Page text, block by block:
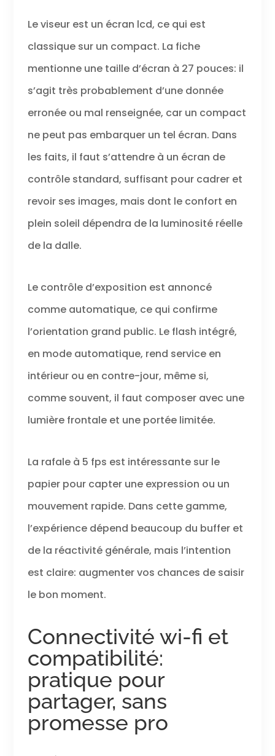
Le viseur est un écran lcd, ce qui est
classique sur un compact. La fiche
mentionne une taille d’écran à 27 pouces: il
s’agit très probablement d’une donnée
erronée ou mal renseignée, car un compact
ne peut pas embarquer un tel écran. Dans
les faits, il faut s’attendre à un écran de
contrôle standard, suffisant pour cadrer et
revoir ses images, mais dont le confort en
plein soleil dépendra de la luminosité réelle
de la dalle.
Le contrôle d’exposition est annoncé
comme automatique, ce qui confirme
l’orientation grand public. Le flash intégré,
en mode automatique, rend service en
intérieur ou en contre-jour, même si,
comme souvent, il faut composer avec une
lumière frontale et une portée limitée.
La rafale à 5 fps est intéressante sur le
papier pour capter une expression ou un
mouvement rapide. Dans cette gamme,
l’expérience dépend beaucoup du buffer et
de la réactivité générale, mais l’intention
est claire: augmenter vos chances de saisir
le bon moment.
Connectivité wi-fi et
compatibilité:
pratique pour
partager, sans
promesse pro